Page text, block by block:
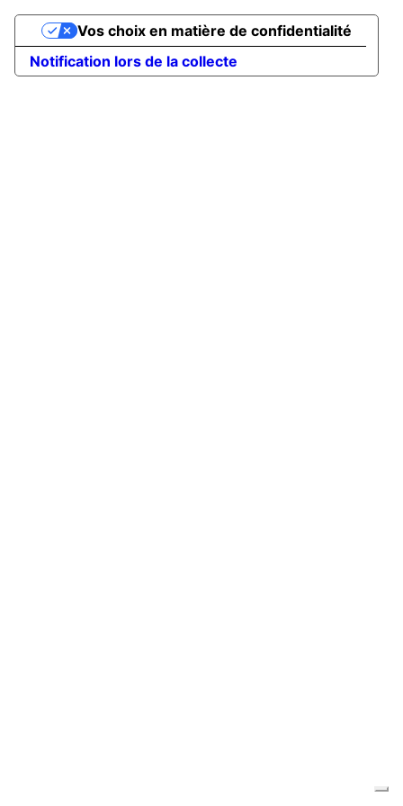
Notification lors de la collecte
Vos choix en matière de confidentialité